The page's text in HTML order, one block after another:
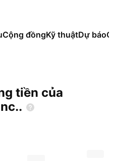
Cộng đồngKỹ thuậtDự báo
tiền của